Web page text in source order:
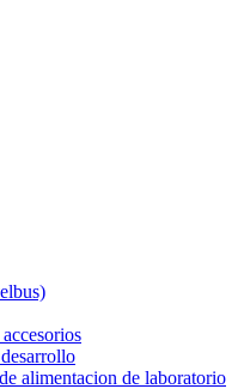
alimentacion de laboratorio